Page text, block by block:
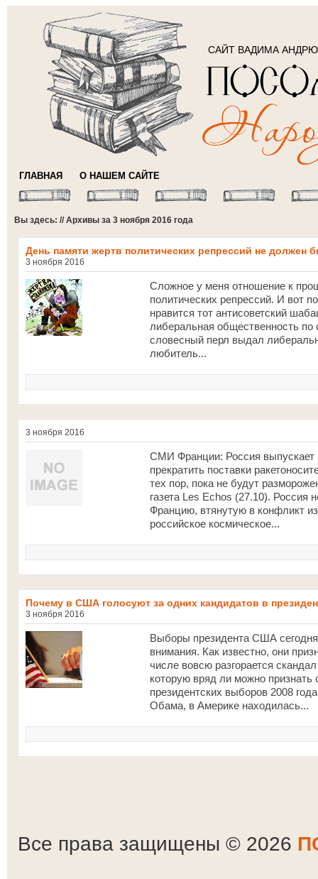
САЙТ ВАДИМА
ГЛАВНАЯ О НАШЕМ САЙТЕ
Вы здесь: // Архивы за 3 ноября 2016 года
День памяти жертв политических репрессий не должен
3 ноября 2016
Сложное у меня отношение к
политических репрессий. И вот
нравится тот антисоветский
либеральная общественность по
словесный перл выдал
любитель...
3 ноября 2016
СМИ Франции: Россия выпускает
прекратить поставки
тех пор, пока не будут
газета Les Echos (27.10). Россия
Францию, втянутую в конфликт
российское космическое...
Почему в США голосуют за одних кандидатов в
3 ноября 2016
Выборы президента США сегодня
внимания. Как известно, они
числе вовсю разгорается
которую вряд ли можно
президентских выборов 2008
Обама, в Америке находилась...
Все права защищены © 2026